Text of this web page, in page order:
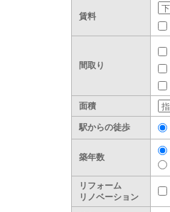
賃料
間取り
面積
駅からの徒歩
築年数
リフォーム
リノベーション